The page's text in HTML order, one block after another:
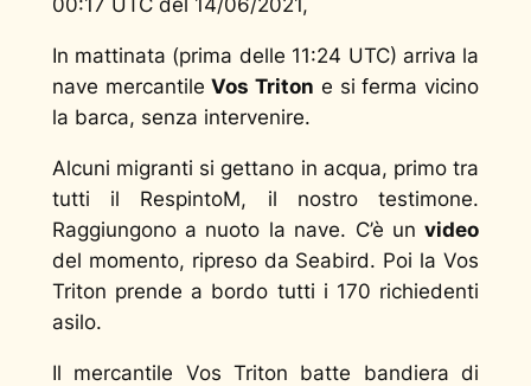
00:17 UTC del 14/06/2021,
In mattinata (prima delle 11:24 UTC) arriva la
nave mercantileVos Triton e si ferma vicino
la barca, senza intervenire.
Alcuni migranti si gettano in acqua, primo tra
tutti il RespintoM, il nostro testimone.
Raggiungono a nuoto la nave. C’è unvideo
del momento, ripreso da Seabird. Poi la Vos
Triton prende a bordo tutti i 170 richiedenti
asilo.
Il mercantile Vos Triton batte bandiera di